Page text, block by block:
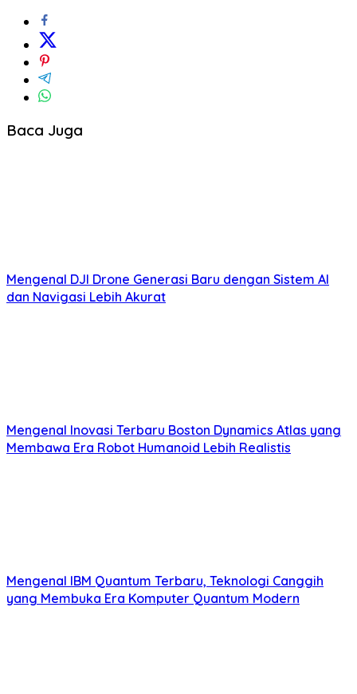
Baca Juga
Mengenal DJI Drone Generasi Baru dengan Sistem AI
dan Navigasi Lebih Akurat
Mengenal Inovasi Terbaru Boston Dynamics Atlas yang
Membawa Era Robot Humanoid Lebih Realistis
Mengenal IBM Quantum Terbaru, Teknologi Canggih
yang Membuka Era Komputer Quantum Modern